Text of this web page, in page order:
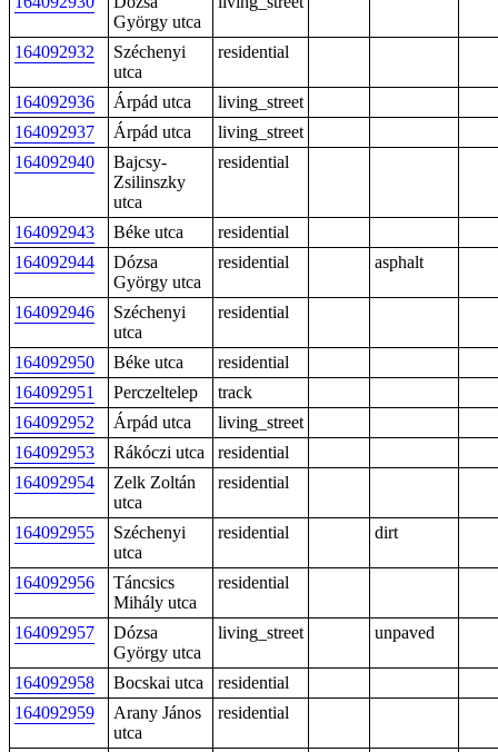
György utca
164092932
Széchenyi
utca
residential
164092936 Árpád utca
living_street
164092937
Árpád utca
living_street
164092940
Bajcsy-
Zsilinszky
utca
residential
164092943 Béke utca
residential
164092944
Dózsa
György utca
residential asphalt
164092946
Széchenyi
utca
residential
164092950 Béke utca
residential
164092951
Perczeltelep
track
164092952
Árpád utca
living_street
164092953
Rákóczi utca
residential
164092954
Zelk Zoltán
utca
residential
164092955
Széchenyi
utca
residential dirt
164092956
Táncsics
Mihály utca
residential
164092957
Dózsa
György utca
living_street unpaved
164092958 Bocskai utca
residential
164092959
Arany János
utca
residential